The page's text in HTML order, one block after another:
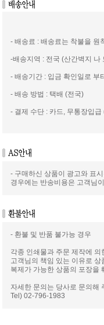
- 배송료 : 배송료는 착불을 원
-배송지역 : 전국 (산간벽지
- 배송기간 : 입금 확인일로 부
- 배송 방법 : 택배 (전국)
- 결제 수단 : 카드, 무통장입
- 구매하신 상품이 광고와 표
경우에는 반송비용은 고객님
- 환불 및 반품 불가능 경우
각종 인쇄물과 주문 제작에 의
고객님의 책임 있는 이유로 상
복제가 가능한 상품의 포장을
자세한 문의는 당사로 문의해
Tel) 02-796-1983